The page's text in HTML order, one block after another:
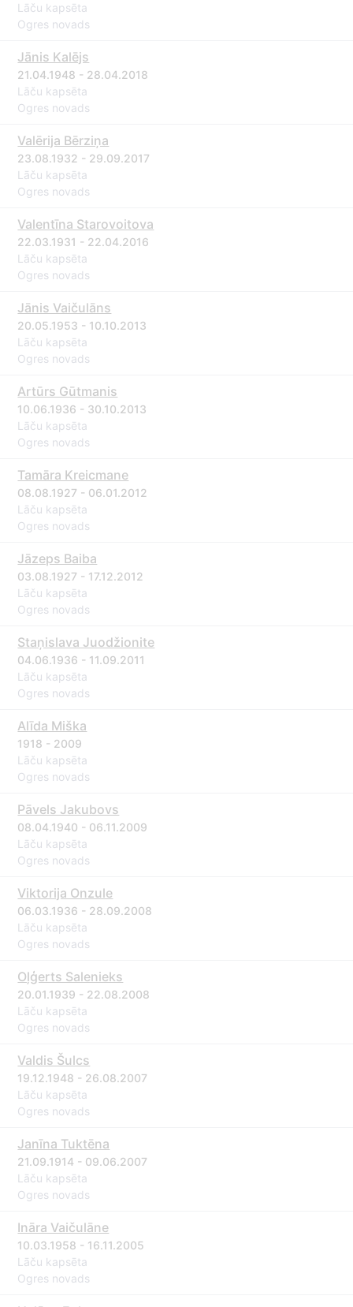
Lāču kapsēta
Ogres novads
Jānis Kalējs
21.04.1948 - 28.04.2018
Lāču kapsēta
Ogres novads
Valērija Bērziņa
23.08.1932 - 29.09.2017
Lāču kapsēta
Ogres novads
Valentīna Starovoitova
22.03.1931 - 22.04.2016
Lāču kapsēta
Ogres novads
Jānis Vaičulāns
20.05.1953 - 10.10.2013
Lāču kapsēta
Ogres novads
Artūrs Gūtmanis
10.06.1936 - 30.10.2013
Lāču kapsēta
Ogres novads
Tamāra Kreicmane
08.08.1927 - 06.01.2012
Lāču kapsēta
Ogres novads
Jāzeps Baiba
03.08.1927 - 17.12.2012
Lāču kapsēta
Ogres novads
Staņislava Juodžionite
04.06.1936 - 11.09.2011
Lāču kapsēta
Ogres novads
Alīda Miška
1918 - 2009
Lāču kapsēta
Ogres novads
Pāvels Jakubovs
08.04.1940 - 06.11.2009
Lāču kapsēta
Ogres novads
Viktorija Onzule
06.03.1936 - 28.09.2008
Lāču kapsēta
Ogres novads
Oļģerts Salenieks
20.01.1939 - 22.08.2008
Lāču kapsēta
Ogres novads
Valdis Šulcs
19.12.1948 - 26.08.2007
Lāču kapsēta
Ogres novads
Janīna Tuktēna
21.09.1914 - 09.06.2007
Lāču kapsēta
Ogres novads
Ināra Vaičulāne
10.03.1958 - 16.11.2005
Lāču kapsēta
Ogres novads